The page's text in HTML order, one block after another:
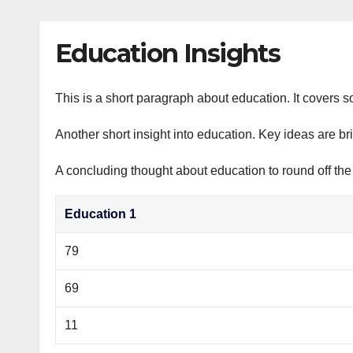
Education Insights
This is a short paragraph about education. It covers
Another short insight into education. Key ideas are
A concluding thought about education to round off
Education 1
79
69
11